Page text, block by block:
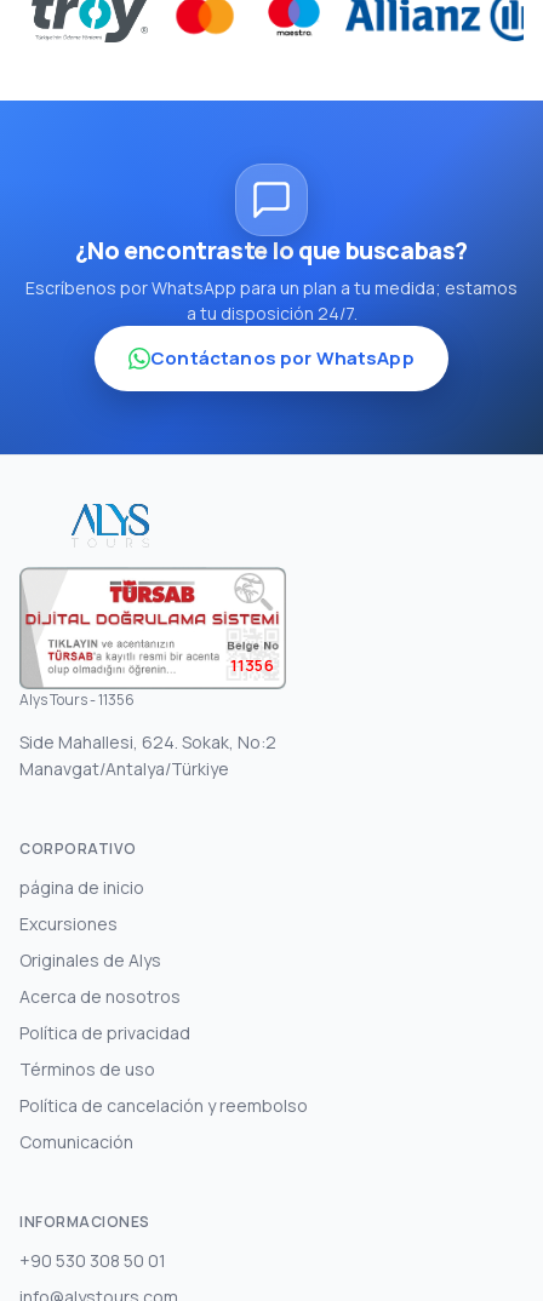
¿No encontraste lo que buscabas?
Escríbenos por WhatsApp para un plan a tu medida; estamos
a tu disposición 24/7.
Contáctanos por WhatsApp
11356
Alys Tours - 11356
Side Mahallesi, 624. Sokak, No:2
Manavgat/Antalya/Türkiye
CORPORATIVO
página de inicio
Excursiones
Originales de Alys
Acerca de nosotros
Política de privacidad
Términos de uso
Política de cancelación y reembolso
Comunicación
INFORMACIONES
+90 530 308 50 01
info@alystours.com